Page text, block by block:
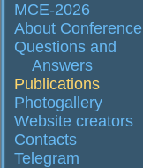
MCE-2026
About Conference
Questions and
Answers
Publications
Photogallery
Website creators
Contacts
Telegram